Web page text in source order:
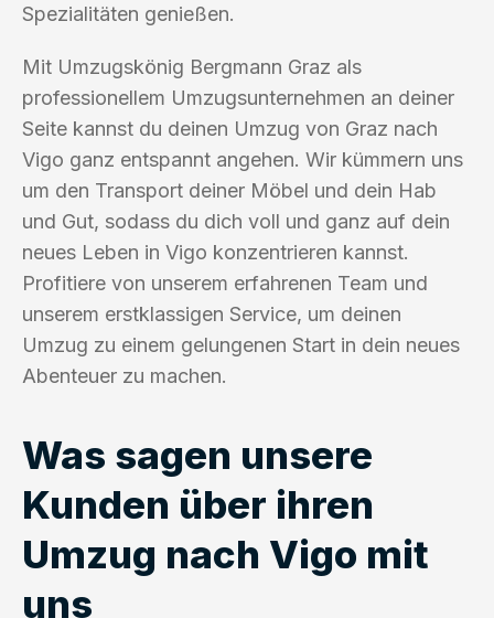
Spezialitäten genießen.
Mit Umzugskönig Bergmann Graz als
professionellem Umzugsunternehmen an deiner
Seite kannst du deinen Umzug von Graz nach
Vigo ganz entspannt angehen. Wir kümmern uns
um den Transport deiner Möbel und dein Hab
und Gut, sodass du dich voll und ganz auf dein
neues Leben in Vigo konzentrieren kannst.
Profitiere von unserem erfahrenen Team und
unserem erstklassigen Service, um deinen
Umzug zu einem gelungenen Start in dein neues
Abenteuer zu machen.
Was sagen unsere
Kunden über ihren
Umzug nach Vigo mit
uns